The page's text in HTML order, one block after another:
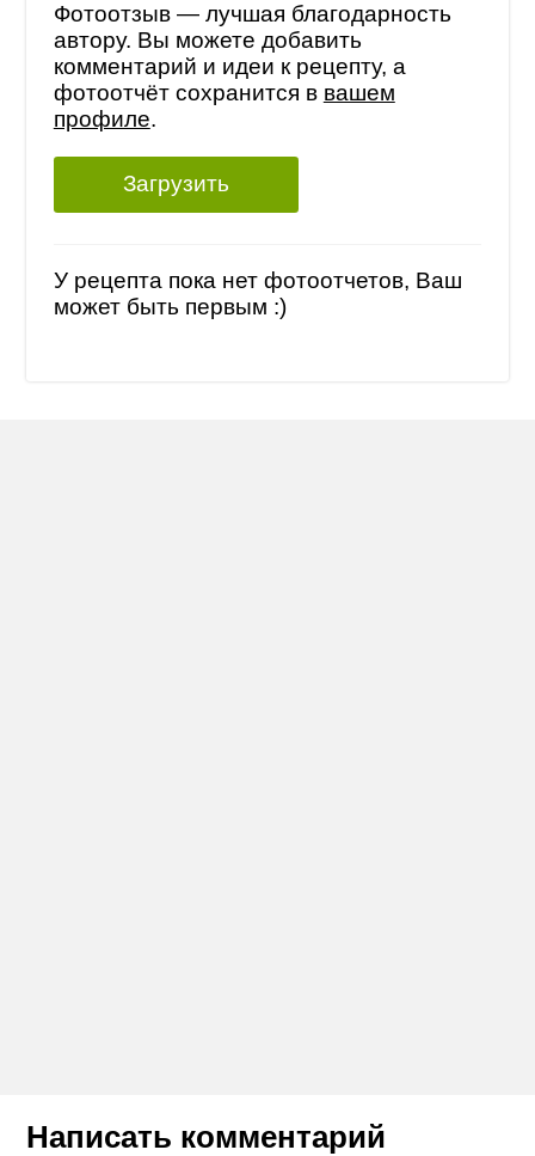
Фотоотзыв — лучшая благодарность
автору. Вы можете добавить
комментарий и идеи к рецепту, а
фотоотчёт сохранится в вашем
профиле.
Загрузить
У рецепта пока нет фотоотчетов, Ваш
может быть первым :)
Написать комментарий